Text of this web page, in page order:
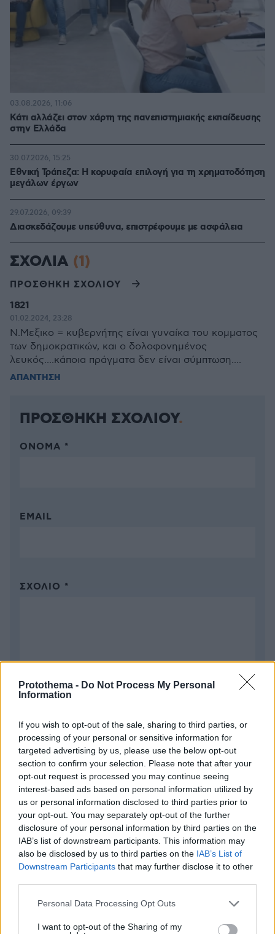
Protothema - Do Not Process My Personal
Information
If you wish to opt-out of the sale, sharing to third parties, or
processing of your personal or sensitive information for
targeted advertising by us, please use the below opt-out
section to confirm your selection. Please note that after your
opt-out request is processed you may continue seeing
interest-based ads based on personal information utilized by
us or personal information disclosed to third parties prior to
your opt-out. You may separately opt-out of the further
disclosure of your personal information by third parties on the
IAB’s list of downstream participants. This information may
also be disclosed by us to third parties on the IAB’s List of
Downstream Participants that may further disclose it to other
Please note that this website/app uses one or more Google
not limited to your visit or usage behaviour. You may click to
Personal Data Processing Opt Outs
I want to opt-out of the Sharing of my
Κάτι αλλάζει στον χάρτη της πανεπιστημιακής εκπαίδευσης
στην Ελλάδα
03.08.2026, 11:06
Εθνική Τράπεζα: Η κορυφαία επιλογή για τη χρηματοδότηση
μεγάλων έργων
30.07.2026, 15:25
Διασκεδάζουμε υπεύθυνα, επιστρέφουμε με ασφάλεια
29.07.2026, 09:39
ΣΧΟΛΙΑ (1)
ΠΡΟΣΘΗΚΗ ΣΧΟΛΙΟΥ
1821
01.02.2024, 23:28
N.Μεξικο = κυβερνήτης είναι γυναίκα του κομματος
των δημοκρατικών, και ο δολοφονημένος
λευκός....κάποια πράγματα δεν είναι σύμπτωση....
ΑΠΑΝΤΗΣΗ
ΠΡΟΣΘΗΚΗ ΣΧΟΛΙΟΥ
ΌΝΟΜΑ *
EMAIL
ΣΧΌΛΙΟ *
* Υποχρεωτικά πεδία
ΡΟΗ ΕΙΔΗΣΕΩΝ
Ειδήσεις Δημοφιλή Σχολιασμένα
Το μενού της ημέρας - Τι τρώμε σήμερα Κυριακή